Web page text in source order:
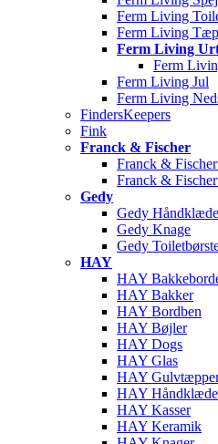
Ferm Living
Ferm Living
Ferm Living
Ferm
Ferm Living Jul
Ferm Living
FindersKeepers
Fink
Franck & Fischer
Franck &
Franck &
Gedy
Gedy
Gedy Knage
Gedy
HAY
HAY
HAY Bakker
HAY Bordben
HAY Bøjler
HAY Dogs
HAY Glas
HAY
HAY
HAY Kasser
HAY Keramik